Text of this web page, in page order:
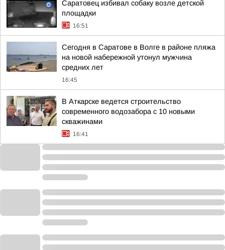
Саратовец избивал собаку возле детской
площадки
16:51
Сегодня в Саратове в Волге в районе пляжа
на новой набережной утонул мужчина
средних лет
16:45
В Аткарске ведется строительство
современного водозабора с 10 новыми
скважинами
16:41